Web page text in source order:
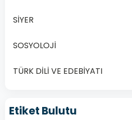
SİYER
SOSYOLOJİ
TÜRK DİLİ VE EDEBİYATI
Etiket Bulutu